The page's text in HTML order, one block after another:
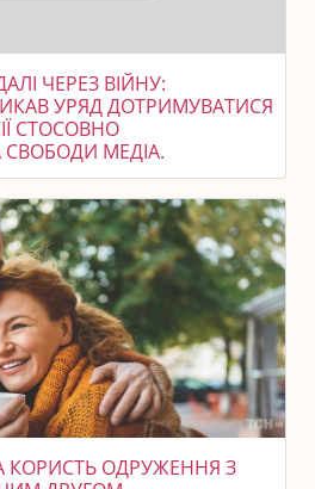
ЧЕРЕЗ ВІЙНУ:
УРЯД ДОТРИМУВАТИСЯ
СТОСОВНО
МЕДІА.
КОРИСТЬ ОДРУЖЕННЯ З